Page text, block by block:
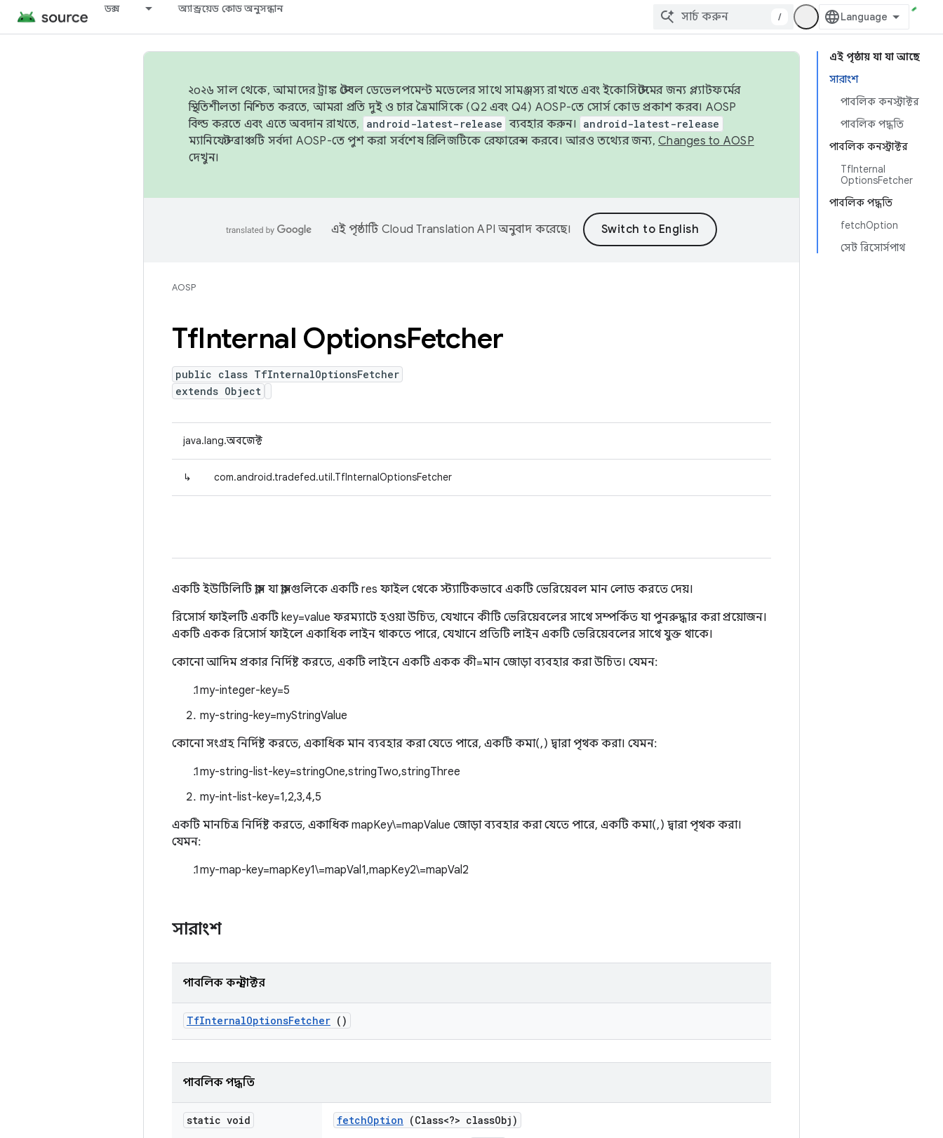
ডক্স অ্যান্ড্রয়েড কোড অনুসন্ধান
/
এই পৃষ্ঠায় যা যা আছে
সারাংশ
পাবলিক কনস্ট্রাক্টর
পাবলিক পদ্ধতি
পাবলিক কনস্ট্রাক্টর
TfInternal
OptionsFetcher
পাবলিক পদ্ধতি
fetchOption
সেট রিসোর্সপাথ
২০২৬ সাল থেকে, আমাদের ট্রাঙ্ক স্টেবল ডেভেলপমেন্ট মডেলের সাথে সামঞ্জস্য রাখতে এবং ইকোসিস্টেমের জন্য প্ল্যাটফর্মের
স্থিতিশীলতা নিশ্চিত করতে, আমরা প্রতি দুই ও চার ত্রৈমাসিকে (Q2 এবং Q4) AOSP-তে সোর্স কোড প্রকাশ করব। AOSP
বিল্ড করতে এবং এতে অবদান রাখতে,
android-latest-release ব্যবহার করুন। android-latest-release
ম্যানিফেস্ট ব্রাঞ্চটি সর্বদা AOSP-তে পুশ করা সর্বশেষ রিলিজটিকে রেফারেন্স করবে। আরও তথ্যের জন্য, Changes to AOSP
দেখুন।
এই পৃষ্ঠাটি Cloud Translation API অনুবাদ করেছে।
AOSP
TfInternal OptionsFetcher
public class TfInternalOptionsFetcher
extends Object
java.lang.অবজেক্ট
↳ com.android.tradefed.util.TfInternalOptionsFetcher
একটি ইউটিলিটি ক্লাস যা ক্লাসগুলিকে একটি res ফাইল থেকে স্ট্যাটিকভাবে একটি ভেরিয়েবল মান লোড করতে দেয়।
রিসোর্স ফাইলটি একটি key=value ফরম্যাটে হওয়া উচিত, যেখানে কীটি ভেরিয়েবলের সাথে সম্পর্কিত যা পুনরুদ্ধার করা প্রয়োজন।
একটি একক রিসোর্স ফাইলে একাধিক লাইন থাকতে পারে, যেখানে প্রতিটি লাইন একটি ভেরিয়েবলের সাথে যুক্ত থাকে।
কোনো আদিম প্রকার নির্দিষ্ট করতে, একটি লাইনে একটি একক কী=মান জোড়া ব্যবহার করা উচিত। যেমন:
my-integer-key=5
my-string-key=myStringValue
কোনো সংগ্রহ নির্দিষ্ট করতে, একাধিক মান ব্যবহার করা যেতে পারে, একটি কমা(,) দ্বারা পৃথক করা। যেমন:
my-string-list-key=stringOne,stringTwo,stringThree
my-int-list-key=1,2,3,4,5
একটি মানচিত্র নির্দিষ্ট করতে, একাধিক mapKey\=mapValue জোড়া ব্যবহার করা যেতে পারে, একটি কমা(,) দ্বারা পৃথক করা।
যেমন:
my-map-key=mapKey1\=mapVal1,mapKey2\=mapVal2
সারাংশ
পাবলিক কনস্ট্রাক্টর
TfInternalOptionsFetcher ()
পাবলিক পদ্ধতি
static void fetchOption (Class<?> classObj)